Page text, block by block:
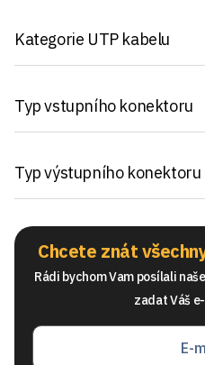
Kategorie UTP kabelu
Typ vstupního konektoru
Typ výstupního konektoru
Chcete znát
Rádi bychom Vam posílali
zadat Váš